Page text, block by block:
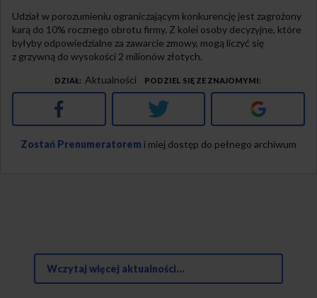
Udział w porozumieniu ograniczającym konkurencję jest zagrożony
karą do 10% rocznego obrotu firmy. Z kolei osoby decyzyjne, które
byłyby odpowiedzialne za zawarcie zmowy, mogą liczyć się
z grzywną do wysokości 2 milionów złotych.
DZIAŁ Aktualności PODZIEL SIĘ ZE ZNAJOMYMI
Facebook Twitter Google+
Zostań Prenumeratorem i miej dostęp do pełnego archiwum
Wczytaj więcej aktualności...